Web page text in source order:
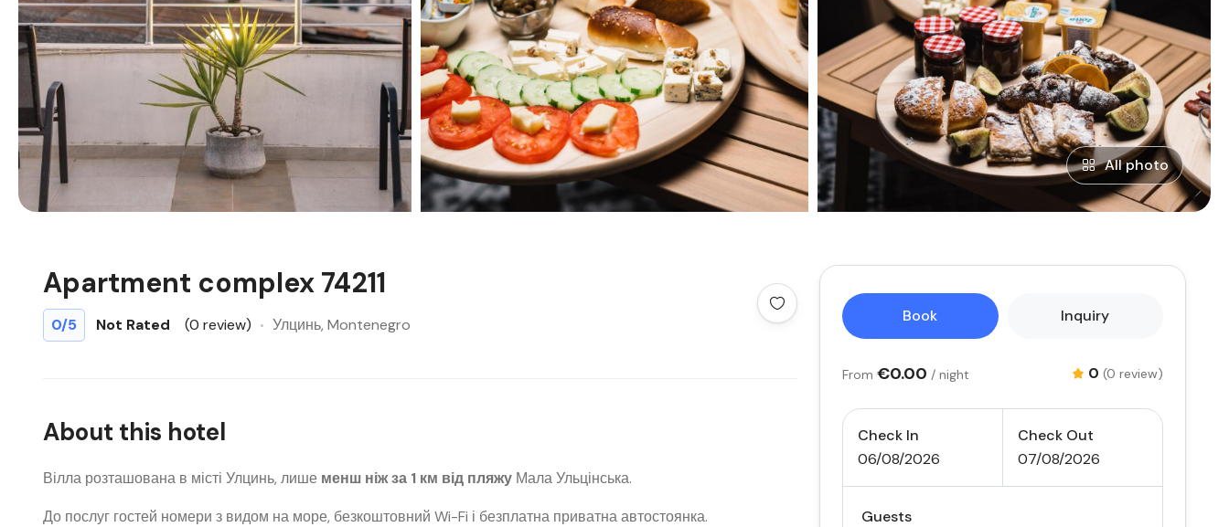
All photo
Apartment complex 74211
0/5 Not Rated (0 review) Улцинь, Montenegro
About this hotel
Вілла розташована в місті Улцинь, лише менш ніж за 1 км від пляжу Мала Ульцінська.
До послуг гостей номери з видом на море, безкоштовний Wi-Fi і безплатна приватна автостоянка.
Book Inquiry
From€0.00 / night 0 (0 review)
Check In
06/08/2026
Check Out
07/08/2026
Guests